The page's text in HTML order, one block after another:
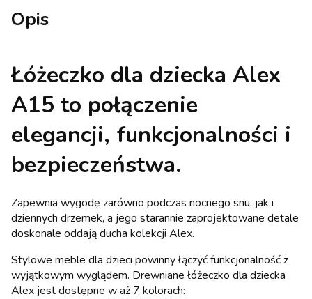
Opis
Łóżeczko dla dziecka Alex
A15 to połączenie
elegancji, funkcjonalności i
bezpieczeństwa.
Zapewnia wygodę zarówno podczas nocnego snu, jak i
dziennych drzemek, a jego starannie zaprojektowane detale
doskonale oddają ducha kolekcji Alex.
Stylowe meble dla dzieci powinny łączyć funkcjonalność z
wyjątkowym wyglądem. Drewniane łóżeczko dla dziecka
Alex jest dostępne w aż 7 kolorach: